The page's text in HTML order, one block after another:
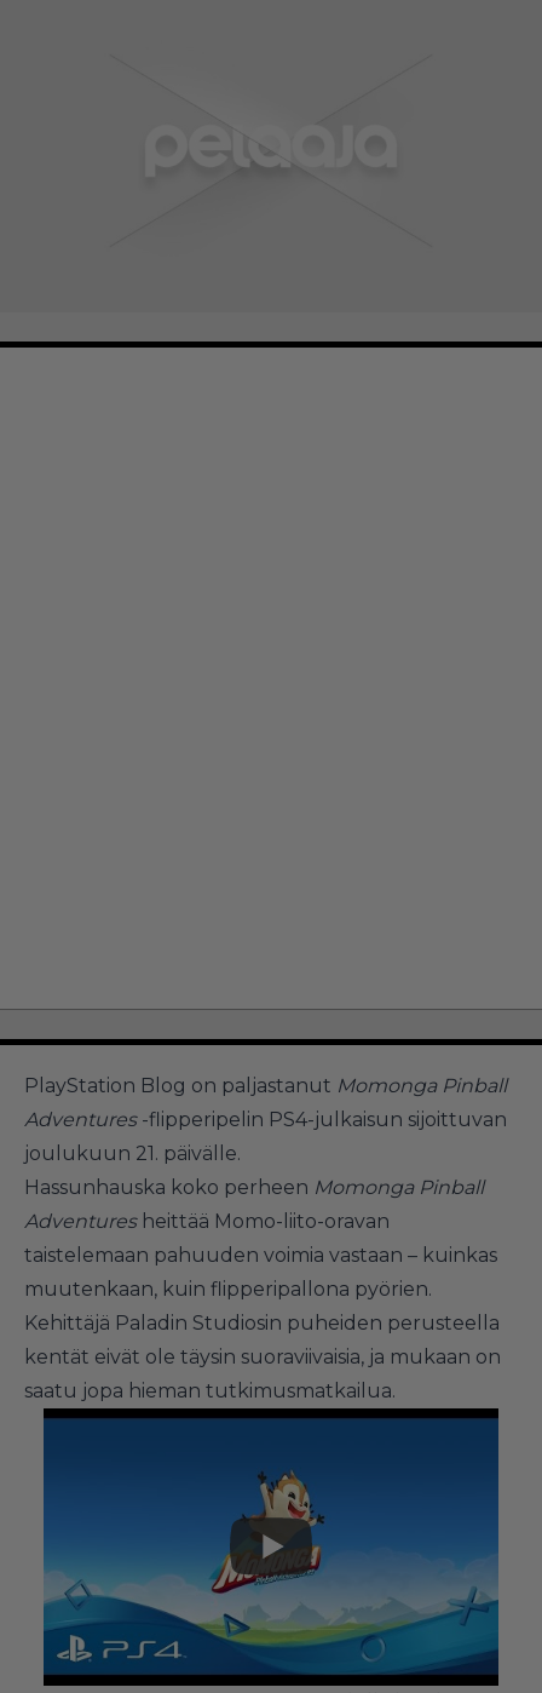
PlayStation Blog on paljastanut Momonga Pinball
Adventures-flipperipelin PS4-julkaisun sijoittuvan
joulukuun 21. päivälle.
Hassunhauska koko perheen Momonga Pinball
Adventuresheittää Momo-liito-oravan
taistelemaan pahuuden voimia vastaan – kuinkas
muutenkaan, kuin flipperipallona pyörien.
Kehittäjä Paladin Studiosin puheiden perusteella
kentät eivät ole täysin suoraviivaisia, ja mukaan on
saatu jopa hieman tutkimusmatkailua.